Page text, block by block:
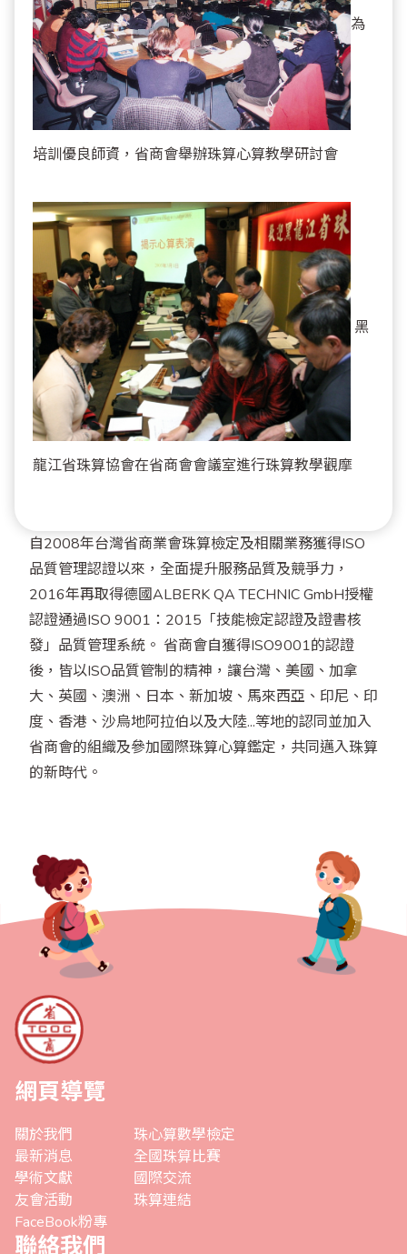
為
培訓優良師資，省商會舉辦珠算心算教學研討會
黑
龍江省珠算協會在省商會會議室進行珠算教學觀摩
自2008年台灣省商業會珠算檢定及相關業務獲得ISO
品質管理認證以來，全面提升服務品質及競爭力，
2016年再取得德國ALBERK QA TECHNIC GmbH授權
認證通過ISO 9001：2015「技能檢定認證及證書核
發」品質管理系統。 省商會自獲得ISO9001的認證
後，皆以ISO品質管制的精神，讓台灣、美國、加拿
大、英國、澳洲、日本、新加坡、馬來西亞、印尼、印
度、香港、沙烏地阿拉伯以及大陸...等地的認同並加入
省商會的組織及參加國際珠算心算鑑定，共同邁入珠算
的新時代。
網頁導覽
關於我們
最新消息
學術文獻
友會活動
FaceBook粉專
珠心算數學檢定
全國珠算比賽
國際交流
珠算連結
聯絡我們